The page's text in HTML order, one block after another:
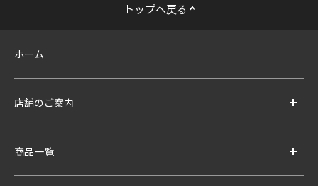
トップへ戻る
ホーム
店舗のご案内
商品一覧